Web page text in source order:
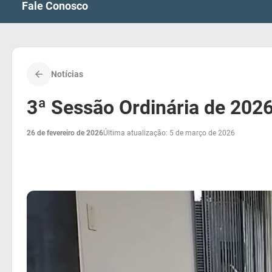
Fale Conosco
Notícias
3ª Sessão Ordinária de
26 de fevereiro de 2026Última atualização: 5 de março de 2026